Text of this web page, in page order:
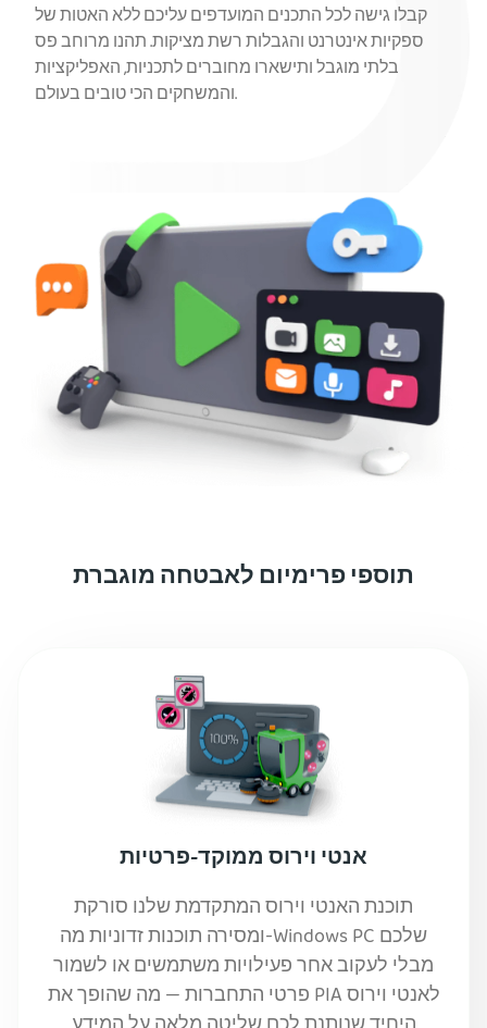
קבלו גישה לכל התכנים המועדפים עליכם ללא האטות של
ספקיות אינטרנט והגבלות רשת מציקות. תהנו מרוחב פס
בלתי מוגבל ותישארו מחוברים לתכניות, האפליקציות
והמשחקים הכי טובים בעולם.
תוספי פרימיום לאבטחה מוגברת
אנטי וירוס ממוקד-פרטיות
תוכנת האנטי וירוס המתקדמת שלנו סורקת
ומסירה תוכנות זדוניות מה-Windows PC שלכם
מבלי לעקוב אחר פעילויות משתמשים או לשמור
פרטי התחברות — מה שהופך את PIA לאנטי וירוס